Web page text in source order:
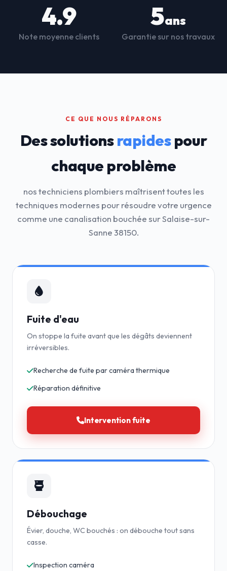
4.9
Note moyenne clients
5ans
Garantie sur nos travaux
CE QUE NOUS RÉPARONS
Des solutionsrapidespour
chaque problème
nos techniciens plombiers maîtrisent toutes les
techniques modernes pour résoudre votre urgence
comme une canalisation bouchée sur Salaise-sur-
Sanne 38150.
Fuite d'eau
On stoppe la fuite avant que les dégâts deviennent
irréversibles.
Recherche de fuite par caméra thermique
Réparation définitive
Intervention fuite
Débouchage
Évier, douche, WC bouchés : on débouche tout sans
casse.
Inspection caméra